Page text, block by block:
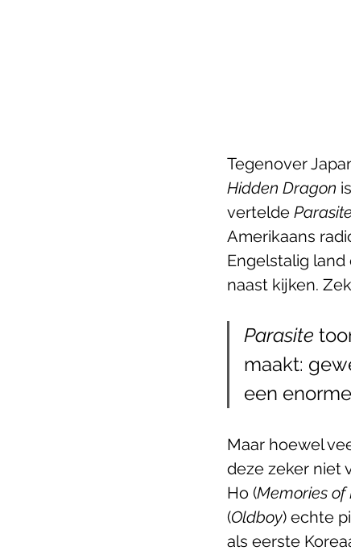
Tegenover
Hidden Dragon
vertelde Parasite
Amerikaans
Engelstalig
naast kijken.
Parasite
maakt:
een
Maar hoewel
deze zeker niet
Ho (Memories of
(Oldboy) echte
als eerste